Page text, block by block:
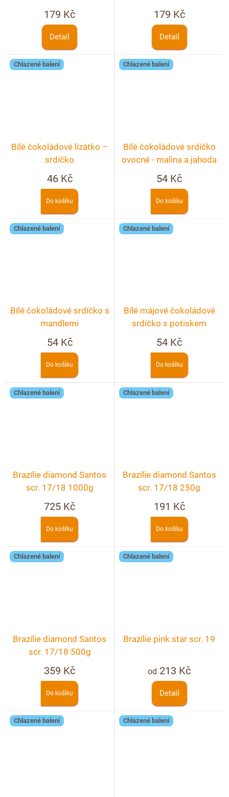
179 Kč
Detail
179 Kč
Detail
Chlazené balení
Bílé čokoládové lízátko –
srdíčko
46 Kč
Do košíku
Chlazené balení
Bílé čokoládové srdíčko
ovocné - malina a jahoda
54 Kč
Do košíku
Chlazené balení
Bílé čokoládové srdíčko s
mandlemi
54 Kč
Do košíku
Chlazené balení
Bílé májové čokoládové
srdíčko s potiskem
54 Kč
Do košíku
Chlazené balení
Brazílie diamond Santos
scr. 17/18 1000g
725 Kč
Do košíku
Chlazené balení
Brazílie diamond Santos
scr. 17/18 250g
191 Kč
Do košíku
Chlazené balení
Brazílie diamond Santos
scr. 17/18 500g
359 Kč
Do košíku
Chlazené balení
Brazílie pink star scr. 19
od 213 Kč
Detail
Chlazené balení Chlazené balení